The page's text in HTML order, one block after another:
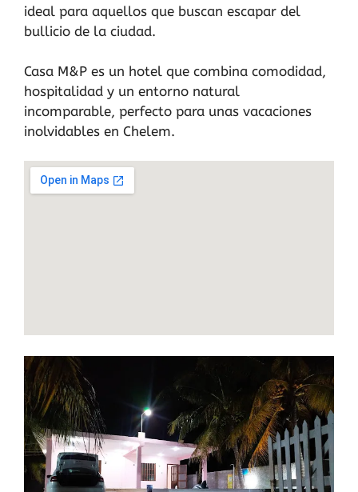
ideal para aquellos que buscan escapar del
bullicio de la ciudad.
Casa M&P es un hotel que combina comodidad,
hospitalidad y un entorno natural
incomparable, perfecto para unas vacaciones
inolvidables en Chelem.